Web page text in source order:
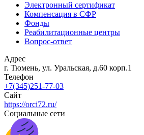
Электронный сертификат
Компенсация в СФР
Фонды
Реабилитационные центры
Вопрос-ответ
Адрес
г. Тюмень, ул. Уральская, д.60 корп.1
Телефон
+7(345)251-77-03
Сайт
https://orci72.ru/
Социальные сети